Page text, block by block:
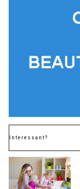
Interessant?